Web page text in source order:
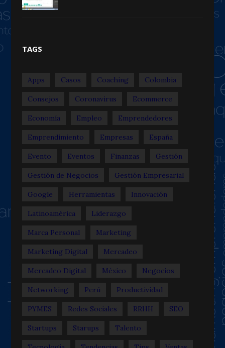
TAGS
Apps Casos Coaching Colombia
Consejos Coronavirus Ecommerce
Economía Empleo Emprendedores
Emprendimiento Empresas España
Evento Eventos Finanzas Gestión
Gestión de Negocios Gestión Empresarial
Google Herramientas Innovación
Latinoamérica Liderazgo
Marca Personal Marketing
Marketing Digital Mercadeo
Mercadeo Digital México Negocios
Networking Perú Productividad
PYMES Redes Sociales RRHH SEO
Startups Starups Talento